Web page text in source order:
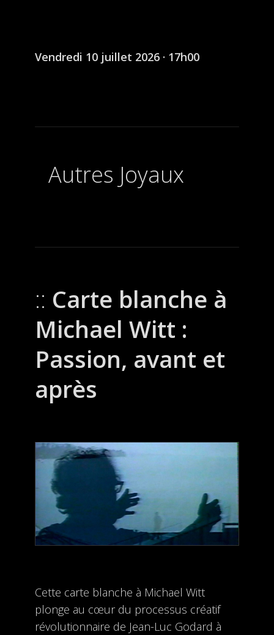
Vendredi 10 juillet 2026 · 17h00
Autres Joyaux
Carte blanche à
Michael Witt :
Passion, avant et
après
Cette carte blanche à Michael Witt
plonge au cœur du processus créatif
révolutionnaire de Jean-Luc Godard à